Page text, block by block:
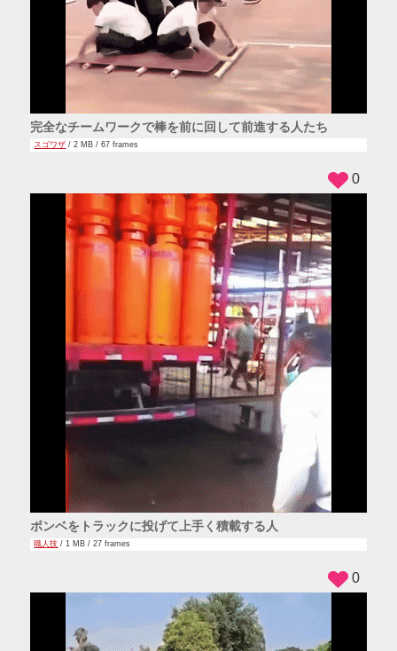
完全なチームワークで棒を前に回して前進する人たち
スゴワザ / 2 MB / 67 frames
ボンベをトラックに投げて上手く積載する人
職人技 / 1 MB / 27 frames
0
0